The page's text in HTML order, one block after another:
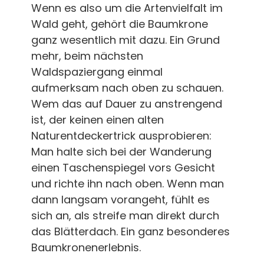
Wenn es also um die Artenvielfalt im
Wald geht, gehört die Baumkrone
ganz wesentlich mit dazu. Ein Grund
mehr, beim nächsten
Waldspaziergang einmal
aufmerksam nach oben zu schauen.
Wem das auf Dauer zu anstrengend
ist, der keinen einen alten
Naturentdeckertrick ausprobieren:
Man halte sich bei der Wanderung
einen Taschenspiegel vors Gesicht
und richte ihn nach oben. Wenn man
dann langsam vorangeht, fühlt es
sich an, als streife man direkt durch
das Blätterdach. Ein ganz besonderes
Baumkronenerlebnis.